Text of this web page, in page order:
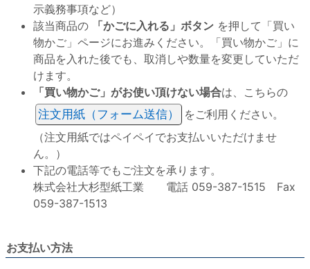
示義務事項など）
該当商品の
「かごに入れる」ボタン を押して「買い
物かご」ページにお進みください。「買い物かご」に
商品を入れた後でも、取消しや数量を変更していただ
けます。
「買い物かご」がお使い頂けない場合は、こちらの
注文用紙（フォーム送信）
をご利用ください。
（注文用紙ではペイペイでお支払いいただけませ
ん。）
下記の電話等でもご注文を承ります。
株式会社大杉型紙工業 電話 059-387-1515 Fax
059-387-1513
お支払い方法